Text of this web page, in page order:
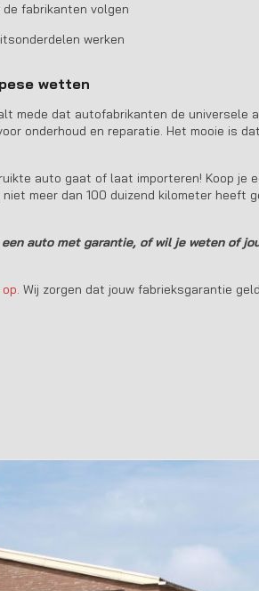
fabrikanten volgen
werken
wetten
mede dat autofabrikanten de universele
onderhoud en reparatie. Het mooie is
auto gaat of laat importeren! Koop je
meer dan 100 duizend kilometer heeft
auto met garantie, of wil je weten of
Wij zorgen dat jouw fabrieksgarantie